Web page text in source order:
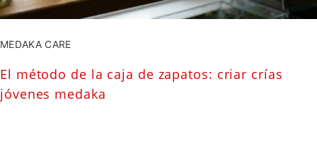
MEDAKA CARE
El método de la caja de zapatos: criar crías
jóvenes medaka